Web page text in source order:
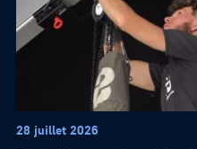
28 juillet 2026